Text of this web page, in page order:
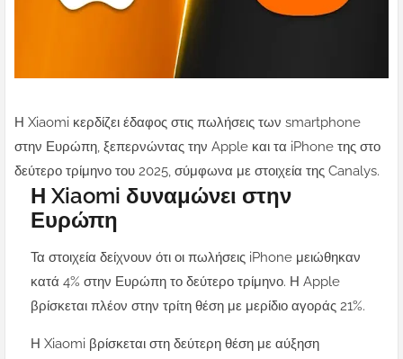
Η Xiaomi κερδίζει έδαφος στις πωλήσεις των smartphone
στην Ευρώπη, ξεπερνώντας την Apple και τα iPhone της στο
δεύτερο τρίμηνο του 2025, σύμφωνα με στοιχεία της Canalys.
Η Xiaomi δυναμώνει στην
Ευρώπη
Τα στοιχεία δείχνουν ότι οι πωλήσεις iPhone μειώθηκαν
κατά 4% στην Ευρώπη το δεύτερο τρίμηνο. Η Apple
βρίσκεται πλέον στην τρίτη θέση με μερίδιο αγοράς 21%.
Η Xiaomi βρίσκεται στη δεύτερη θέση με αύξηση